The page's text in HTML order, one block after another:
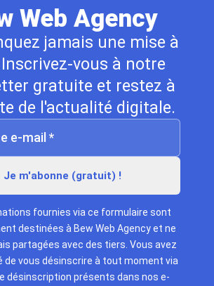
Web Agency
jamais une mise à
vous à notre
gratuite et restez à
de l'actualité digitale.
fournies via ce formulaire sont
destinées à Bew Web Agency et ne
partagées avec des tiers. Vous avez
de vous désinscrire à tout moment via
désinscription présents dans nos e-